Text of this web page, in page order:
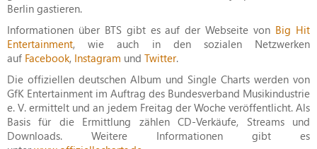
Berlin gastieren.
Informationen über BTS gibt es auf der Webseite von Big Hit
Entertainment, wie auch in den sozialen Netzwerken
auf Facebook, Instagram und Twitter.
Die offiziellen deutschen Album und Single Charts werden von
GfK Entertainment im Auftrag des Bundesverband Musikindustrie
e. V. ermittelt und an jedem Freitag der Woche veröffentlicht. Als
Basis für die Ermittlung zählen CD-Verkäufe, Streams und
Downloads. Weitere Informationen gibt es